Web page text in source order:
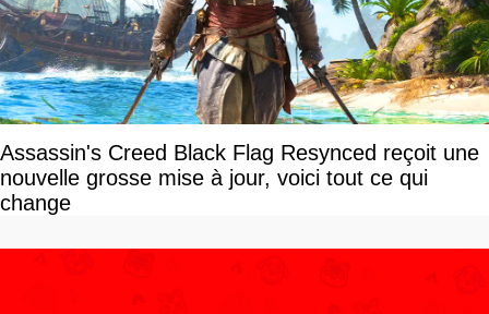
Assassin's Creed Black Flag Resynced reçoit une
nouvelle grosse mise à jour, voici tout ce qui
change